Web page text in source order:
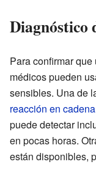
Diagnóstico
Para confirmar
médicos pueden
sensibles. Una de
reacción en
puede detectar
en pocas horas.
están disponibles,